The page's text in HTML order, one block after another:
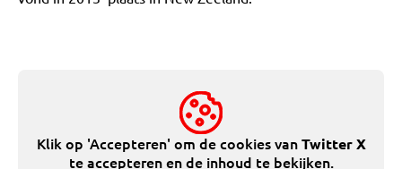
Klik op 'Accepteren' om de cookies vanTwitter X
te accepteren en de inhoud te bekijken.